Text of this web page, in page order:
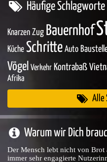
Häufige Schlagworte
Knarzen Zug Bauernhof
Küche Schritte Auto
Vögel Verkehr Kontrabaß
Afrika
Alle
Warum wir Dich
Der Mensch lebt nicht von Brot
immer sehr engagierte